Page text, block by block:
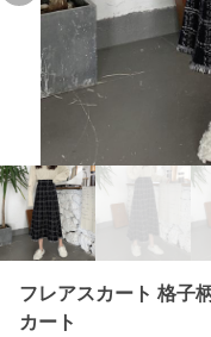
フレアスカート 格子
カート